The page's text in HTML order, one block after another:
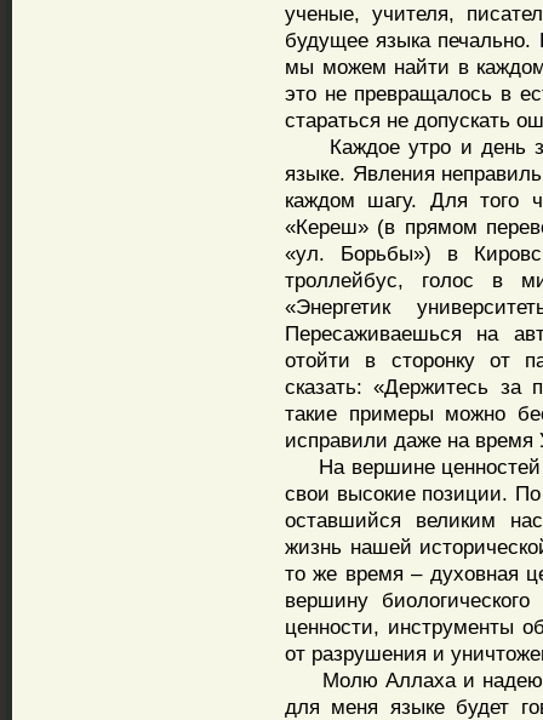
ученые, учителя,
будущее языка печально.
мы можем найти в
это не превращалось в
стараться не допускать
Каждое утро и день
языке. Явления
каждом шагу. Для того
«Кереш» (в прямом
«ул. Борьбы») в
троллейбус, голос в
«Энергетик
Пересаживаешься на
отойти в сторонку от
сказать: «Держитесь за
такие примеры можно
исправили даже на время
На вершине ценностей
свои высокие позиции.
оставшийся великим
жизнь нашей
то же время – духовная
вершину
ценности, инструменты
от разрушения и
Молю Аллаха и
для меня языке будет